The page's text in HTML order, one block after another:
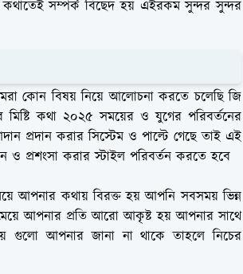
কথাতেই সম্পর্ক বিছেদ হয় এইরকম সুন্দর সুন্দর
কোন বিষয় নিয়ে আলোচনা করতে চলেছি জি
কথা ২০২৫ সময়ের ও যুগের পরিবর্তনের
প্রদান করার সিস্টেম ও পাল্টে গেছে তাই এই
প্রশংসা করার স্টাইল পরিবর্তন করতে হবে
আপনার কথায় বিরক্ত হয় আপনি সবসময় ভিন্ন
আপনার প্রতি আরো আকৃষ্ট হয় আপনার সাথে
গুলো আপনার জানা না থাকে তাহলে নিচের